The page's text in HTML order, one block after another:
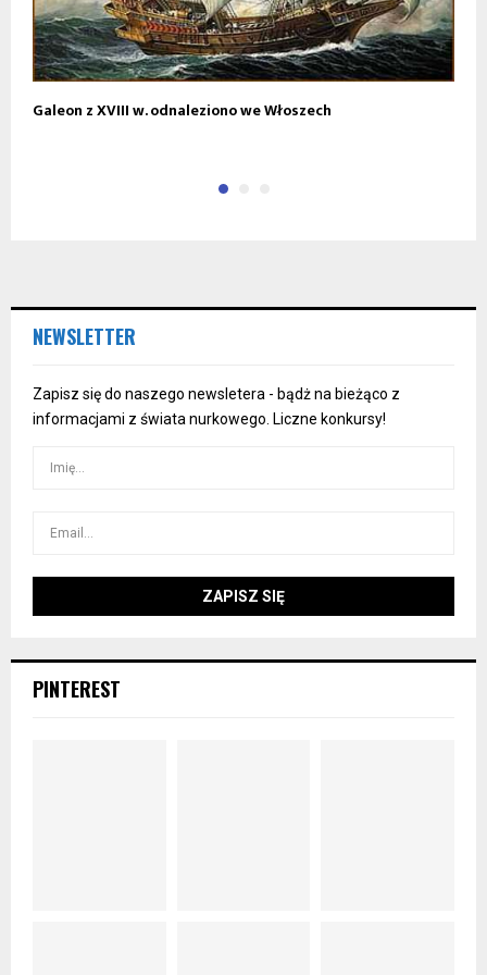
Galeon z XVIII w. odnaleziono we Włoszech
NEWSLETTER
Zapisz się do naszego newsletera - bądż na bieżąco z
informacjami z świata nurkowego. Liczne konkursy!
PINTEREST